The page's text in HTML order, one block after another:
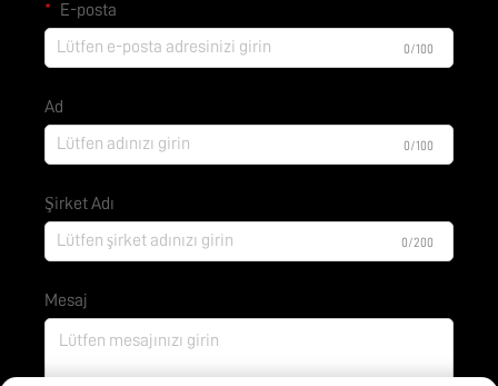
E-posta
0/100
Ad
0/100
Şirket Adı
0/200
Mesaj